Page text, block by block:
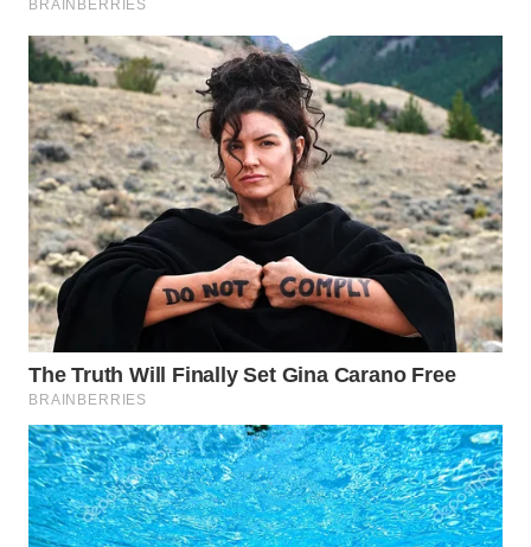
WN
KALTIM
WN
SULSEL
WN
GORONTALO
WN
SULUT
WN
MALUKU
WN
MALUT
WN